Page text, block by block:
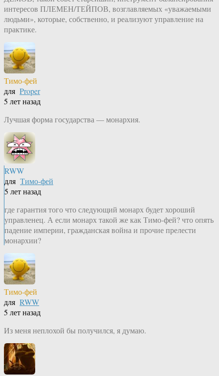
интересов ПЛЕМЕН/ТЕЙПОВ, возглавляемых «уважаемыми
людьми», которые, собственно, и реализуют управление на
практике.
Тимо-фей
для Proper
5 лет назад
Лучшая форма государства — монархия.
RWW
для Тимо-фей
5 лет назад
где гарантия того что следующий монарх будет хороший
управленец. А если монарх такой же как Тимо-фей? что опять
падение империи, гражданская война и прочие прелести
монархии?
Тимо-фей
для RWW
5 лет назад
Из меня неплохой бы получился, я думаю.